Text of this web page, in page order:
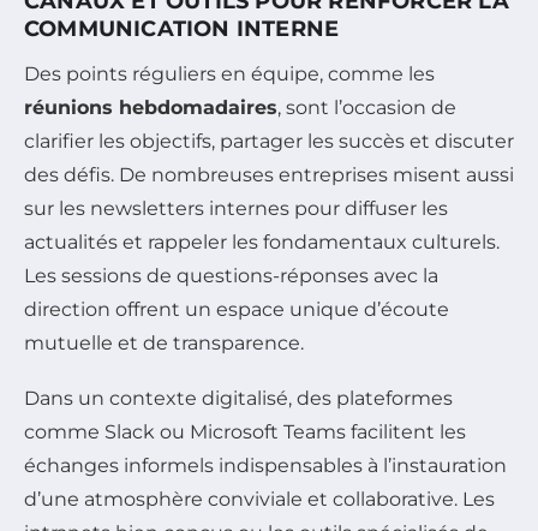
COMMUNICATION INTERNE
Des points réguliers en équipe, comme les
réunions hebdomadaires, sont l’occasion de
clarifier les objectifs, partager les succès et discuter
des défis. De nombreuses entreprises misent aussi
sur les newsletters internes pour diffuser les
actualités et rappeler les fondamentaux culturels.
Les sessions de questions-réponses avec la
direction offrent un espace unique d’écoute
mutuelle et de transparence.
Dans un contexte digitalisé, des plateformes
comme Slack ou Microsoft Teams facilitent les
échanges informels indispensables à l’instauration
d’une atmosphère conviviale et collaborative. Les